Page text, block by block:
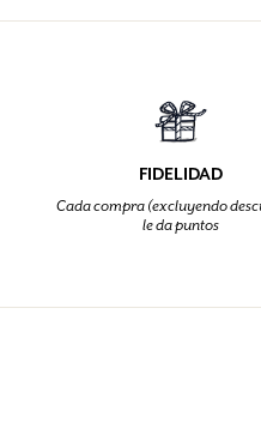
FIDELIDAD
Cada compra (excluyendo
le da puntos